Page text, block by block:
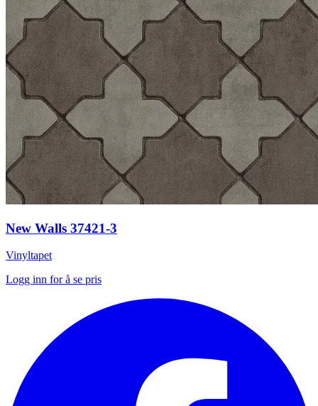
New Walls 37421-3
Vinyltapet
Logg inn for å se pris